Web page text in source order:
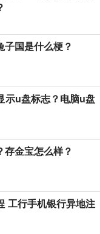
子国是什么梗？
示u盘标志？电脑u盘
存金宝怎么样？
工行手机银行异地注